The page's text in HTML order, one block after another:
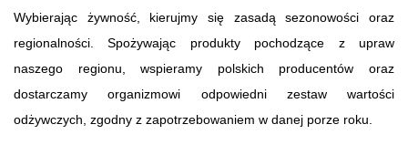
Wybierając żywność, kierujmy się zasadą sezonowości oraz
regionalności. Spożywając produkty pochodzące z upraw
naszego regionu, wspieramy polskich producentów oraz
dostarczamy organizmowi odpowiedni zestaw wartości
odżywczych, zgodny z zapotrzebowaniem w danej porze roku.